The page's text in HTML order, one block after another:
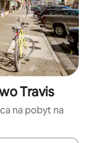
Travis
na pobyt na